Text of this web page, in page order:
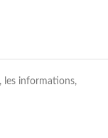
les informations,